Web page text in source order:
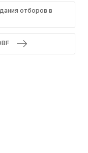
отборов в